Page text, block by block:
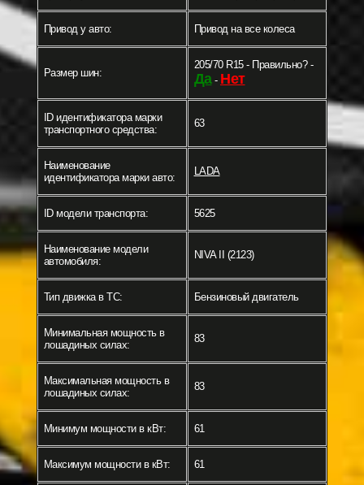
Привод у авто: Привод на все колеса
Размер шин:
205/70 R15 - Правильно? -
Да- Нет
ID идентификатора марки
транспортного средства:
63
Наименование
идентификатора марки авто:
LADA
ID модели транспорта: 5625
Наименование модели
автомобиля:
NIVA II (2123)
Тип движка в ТС: Бензиновый двигатель
Минимальная мощность в
лошадиных силах:
83
Максимальная мощность в
лошадиных силах:
83
Минимум мощности в кВт: 61
Максимум мощности в кВт: 61